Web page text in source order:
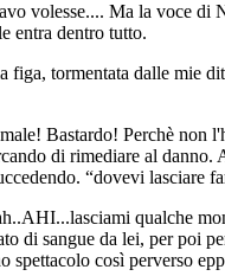
volesse.... Ma la voce
entra dentro tutto.
tormentata dalle mie
Bastardo! Perchè non
di rimediare al
“dovevi lasciare
qualche
di sangue da lei, per poi
spettacolo così perverso